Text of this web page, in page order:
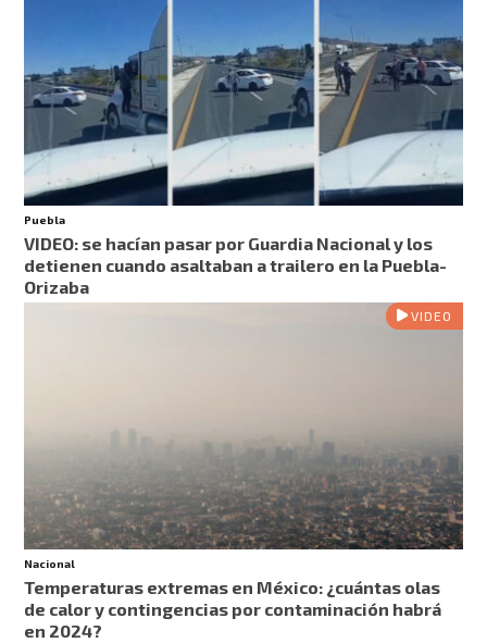
Puebla
VIDEO: se hacían pasar por Guardia Nacional y los
detienen cuando asaltaban a trailero en la Puebla-
Orizaba
VIDEO
Nacional
Temperaturas extremas en México: ¿cuántas olas
de calor y contingencias por contaminación habrá
en 2024?